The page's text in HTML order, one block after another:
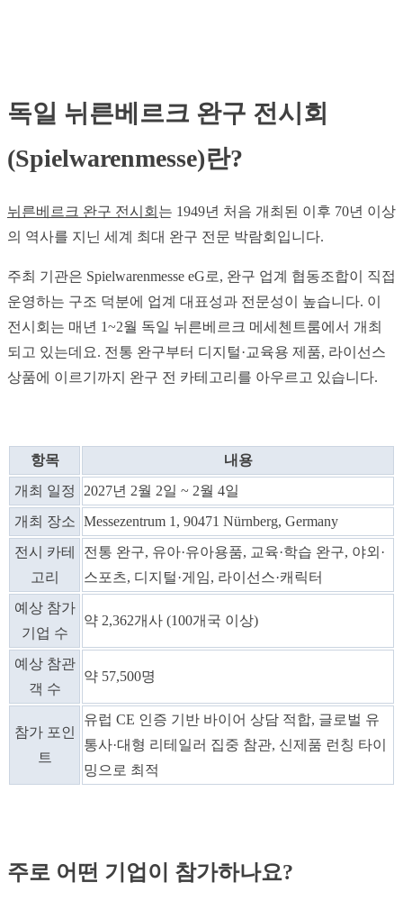
독일 뉘른베르크 완구 전시회
(Spielwarenmesse)란?
뉘른베르크 완구 전시회 는 1949년 처음 개최된 이후 70년 이상
의 역사를 지닌 세계 최대 완구 전문 박람회입니다.
주최 기관은 Spielwarenmesse eG로, 완구 업계 협동조합이 직접
운영하는 구조 덕분에 업계 대표성과 전문성이 높습니다. 이
전시회는 매년 1~2월 독일 뉘른베르크 메세첸트룸에서 개최
되고 있는데요. 전통 완구부터 디지털·교육용 제품, 라이선스
상품에 이르기까지 완구 전 카테고리를 아우르고 있습니다.
항목
내용
개최 일정
2027년 2월 2일 ~ 2월 4일
개최 장소 Messezentrum 1, 90471 Nürnberg, Germany
전시 카테
고리
전통 완구, 유아·유아용품, 교육·학습 완구, 야외·
스포츠, 디지털·게임, 라이선스·캐릭터
예상 참가
기업 수
약 2,362개사 (100개국 이상)
예상 참관
객 수
약 57,500명
참가 포인
트
유럽 CE 인증 기반 바이어 상담 적합, 글로벌 유
통사·대형 리테일러 집중 참관, 신제품 런칭 타이
밍으로 최적
주로 어떤 기업이 참가하나요?